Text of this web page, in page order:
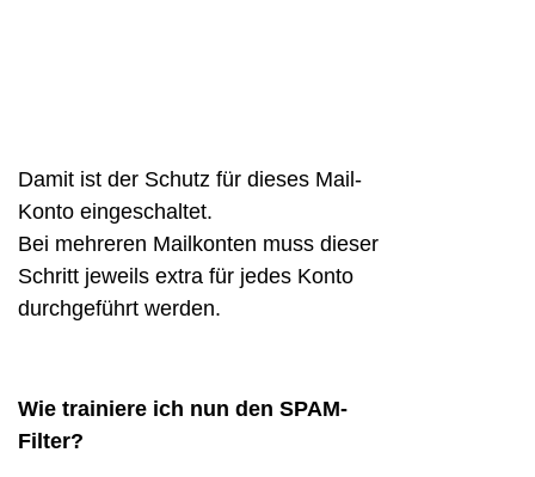
Damit ist der Schutz für dieses Mail-
Konto eingeschaltet.
Bei mehreren Mailkonten muss dieser
Schritt jeweils extra für jedes Konto
durchgeführt werden.
Wie trainiere ich nun den SPAM-
Filter?